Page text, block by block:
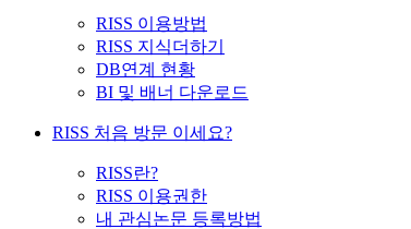
RISS 이용방법
RISS 지식더하기
DB연계 현황
BI 및 배너 다운로드
RISS 처음 방문 이세요?
RISS란?
RISS 이용권한
내 관심논문 등록방법